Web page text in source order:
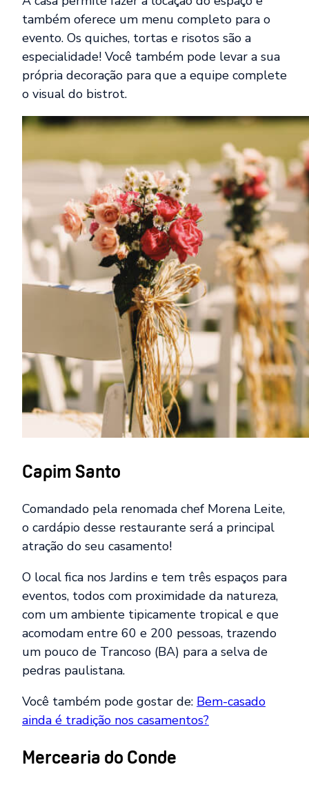
também oferece um menu completo para o
evento. Os quiches, tortas e risotos são a
especialidade! Você também pode levar a sua
própria decoração para que a equipe complete
o visual do bistrot.
Capim Santo
Comandado pela renomada chef Morena Leite,
o cardápio desse restaurante será a principal
atração do seu casamento!
O local fica nos Jardins e tem três espaços para
eventos, todos com proximidade da natureza,
com um ambiente tipicamente tropical e que
acomodam entre 60 e 200 pessoas, trazendo
um pouco de Trancoso (BA) para a selva de
pedras paulistana.
Você também pode gostar de: Bem-casado
ainda é tradição nos casamentos?
Mercearia do Conde